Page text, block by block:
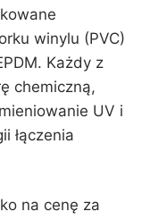
winylu (PVC)
Każdy z
chemiczną,
UV i
łączenia
na cenę za